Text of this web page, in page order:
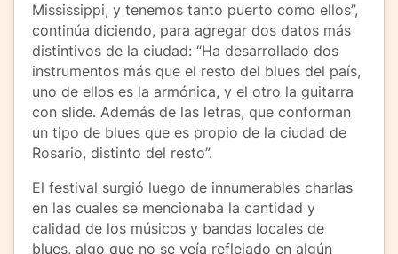
Mississippi, y tenemos tanto puerto como ellos”,
continúa diciendo, para agregar dos datos más
distintivos de la ciudad: “Ha desarrollado dos
instrumentos más que el resto del blues del país,
uno de ellos es la armónica, y el otro la guitarra
con slide. Además de las letras, que conforman
un tipo de blues que es propio de la ciudad de
Rosario, distinto del resto”.
El festival surgió luego de innumerables charlas
en las cuales se mencionaba la cantidad y
calidad de los músicos y bandas locales de
blues, algo que no se veía reflejado en algún